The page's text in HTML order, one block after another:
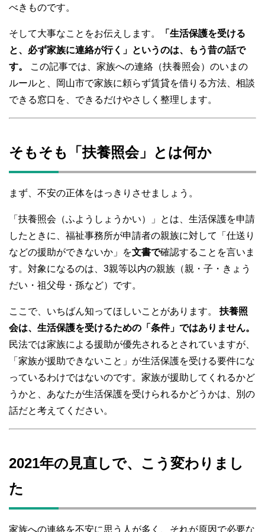
べきものです。
そして大事なことをお伝えします。
「生活保護を受ける
と、必ず家族に連絡が行く」というのは、もう昔の話で
す。
この記事では、家族への連絡（扶養照会）のいまの
ルールと、岡山市で家族に頼らず賃貸を借りる方法、相談
できる窓口を、できるだけやさしく整理します。
そもそも「扶養照会」とは何か
まず、不安の正体をはっきりさせましょう。
「扶養照会（ふようしょうかい）」とは、生活保護を申請
したときに、福祉事務所が申請者の親族に対して「仕送り
などの援助ができないか」を文書で確認することを言いま
す。対象になるのは、3親等以内の親族（親・子・きょう
だい・祖父母・孫など）です。
ここで、いちばん知ってほしいことがあります。 扶養照
会は、生活保護を受けるための「条件」ではありません。
民法では家族による援助が優先されるとされていますが、
「家族が援助できないこと」が生活保護を受ける要件にな
っているわけではないのです。家族が援助してくれるかど
うかと、あなたが生活保護を受けられるかどうかは、別の
話だと考えてください。
2021年の見直しで、こう変わりまし
た
家族への連絡を不安に思う人が多く、それが原因で必要な